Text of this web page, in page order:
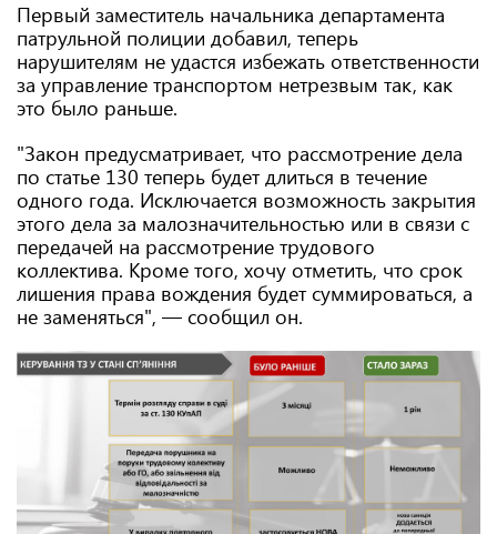
Первый заместитель начальника департамента
патрульной полиции добавил, теперь
нарушителям не удастся избежать ответственности
за управление транспортом нетрезвым так, как
это было раньше.
"Закон предусматривает, что рассмотрение дела
по статье 130 теперь будет длиться в течение
одного года. Исключается возможность закрытия
этого дела за малозначительностью или в связи с
передачей на рассмотрение трудового
коллектива. Кроме того, хочу отметить, что срок
лишения права вождения будет суммироваться, а
не заменяться", — сообщил он.